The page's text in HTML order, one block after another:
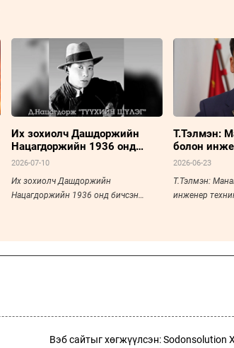
Их зохиолч Дашдоржийн
Нацагдоржийн 1936 онд
бичсэн "Монголын түүхийн
шүлэг
2026-07-10
Их зохиолч Дашдоржийн
Нацагдоржийн 1936 онд бичсэн
Т.Тэлмэн:
болон
ажилтнууд
илтгэж
2026-06-23
Т.Тэлмэн:
инженер
Вэб сайтыг хөгжүүлсэн: Sodonsolution